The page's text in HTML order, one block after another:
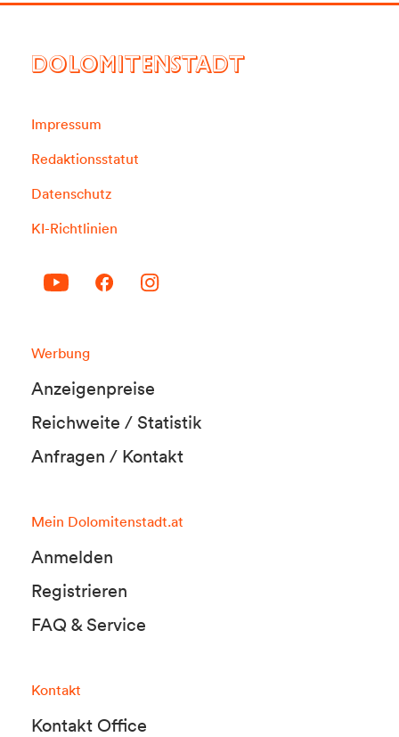
DOLOMITENSTADT
Impressum
Redaktionsstatut
Datenschutz
KI-Richtlinien
Werbung
Anzeigenpreise
Reichweite / Statistik
Anfragen / Kontakt
Mein Dolomitenstadt.at
Anmelden
Registrieren
FAQ & Service
Kontakt
Kontakt Office